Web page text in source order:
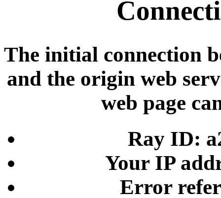
The initial connection
and the origin web
web page
Ray ID:
Your IP
Error